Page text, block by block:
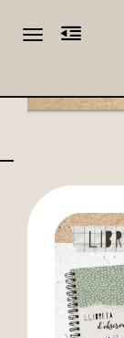
Toggle navigation